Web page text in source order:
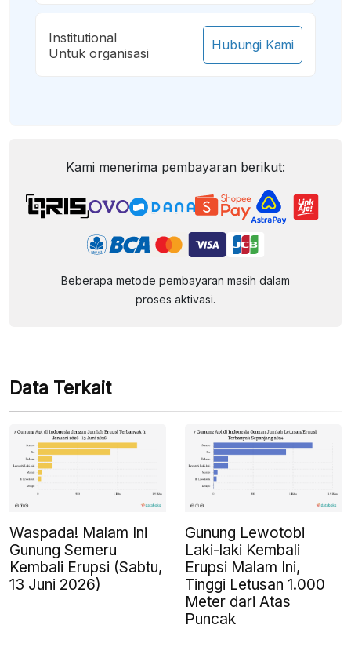
Institutional
Untuk organisasi
Hubungi Kami
Kami menerima pembayaran berikut:
Beberapa metode pembayaran masih dalam
proses aktivasi.
Data Terkait
Waspada! Malam Ini
Gunung Semeru
Kembali Erupsi (Sabtu,
13 Juni 2026)
Gunung Lewotobi
Laki-laki Kembali
Erupsi Malam Ini,
Tinggi Letusan 1.000
Meter dari Atas
Puncak